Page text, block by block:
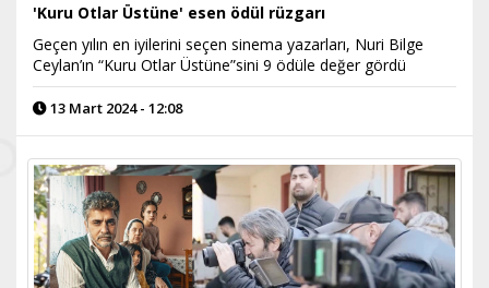
'Kuru Otlar Üstüne' esen ödül rüzgarı
Geçen yılın en iyilerini seçen sinema yazarları, Nuri Bilge
Ceylan’ın “Kuru Otlar Üstüne”sini 9 ödüle değer gördü
13 Mart 2024 - 12:08